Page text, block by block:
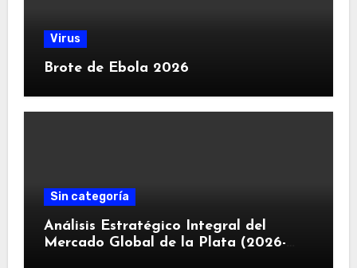
Virus
Brote de Ebola 2026
Sin categoría
Análisis Estratégico Integral del
Mercado Global de la Plata (2026-